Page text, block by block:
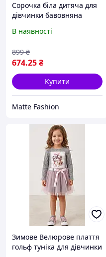
Сорочка біла дитяча для
дівчинки бавовняна
В наявності
674.25₴
899 ₴
Купити
Matte Fashion
Зимове Велюрове плаття
гольф туніка для дівчинки